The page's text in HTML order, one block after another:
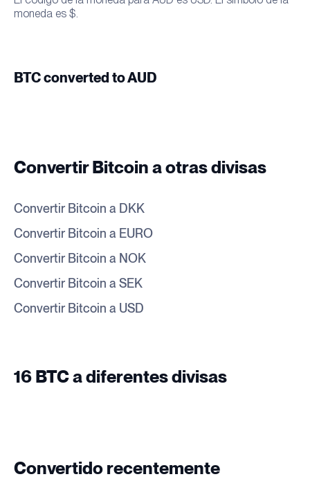
moneda es $.
BTC converted to AUD
Convertir Bitcoin a otras divisas
Convertir Bitcoin a DKK
Convertir Bitcoin a EURO
Convertir Bitcoin a NOK
Convertir Bitcoin a SEK
Convertir Bitcoin a USD
16 BTC a diferentes divisas
Convertido recentemente